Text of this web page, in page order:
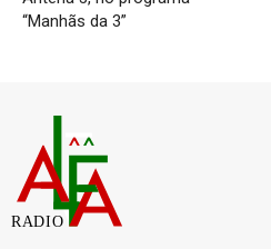
“Manhãs da 3”
RADIO